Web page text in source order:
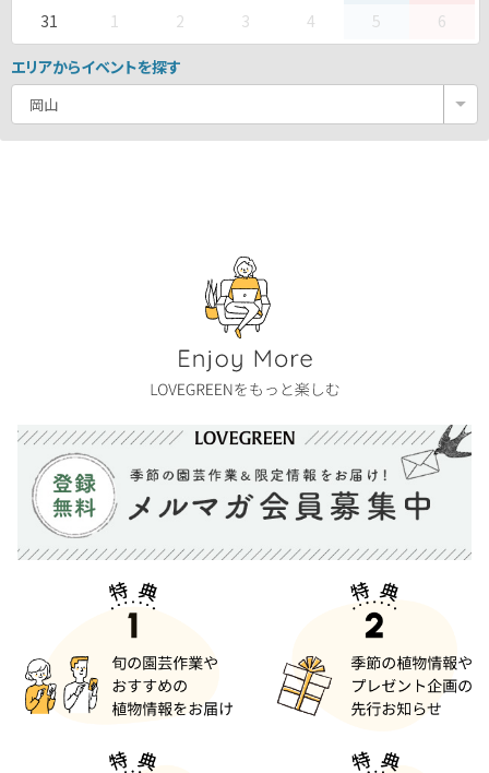
31
1 2 3 4 5 6
エリアからイベントを探す